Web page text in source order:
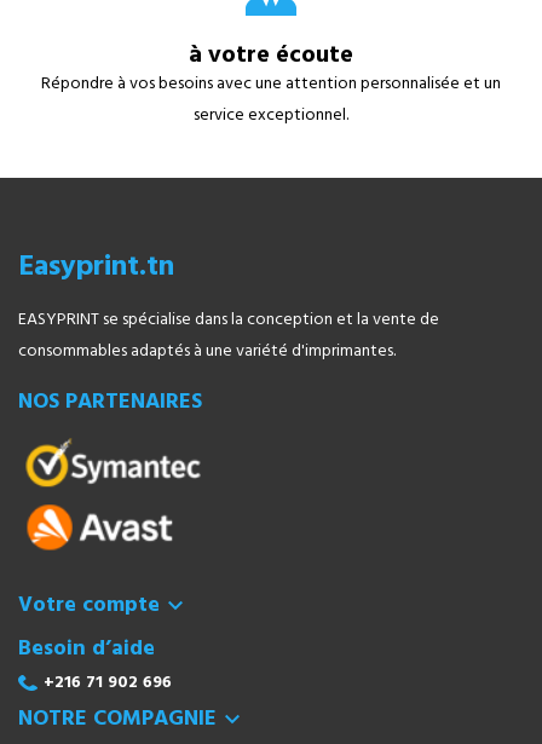
à votre écoute
Répondre à vos besoins avec une attention personnalisée et un
service exceptionnel.
Easyprint.tn
EASYPRINT se spécialise dans la conception et la vente de
consommables adaptés à une variété d'imprimantes.
NOS PARTENAIRES
Votre compte 
Besoin d’aide
+216 71 902 696
NOTRE COMPAGNIE 